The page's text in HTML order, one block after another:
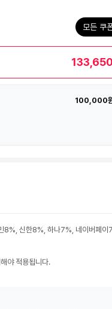
모든 쿠
100,000
8%, 신한8%, 하나7%, 네이버페이
야 적용됩니다.